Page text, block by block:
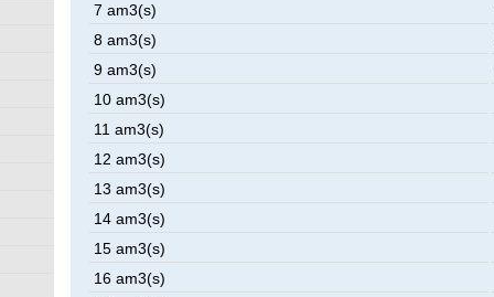
7 am3(s)
8 am3(s)
9 am3(s)
10 am3(s)
11 am3(s)
12 am3(s)
13 am3(s)
14 am3(s)
15 am3(s)
16 am3(s)